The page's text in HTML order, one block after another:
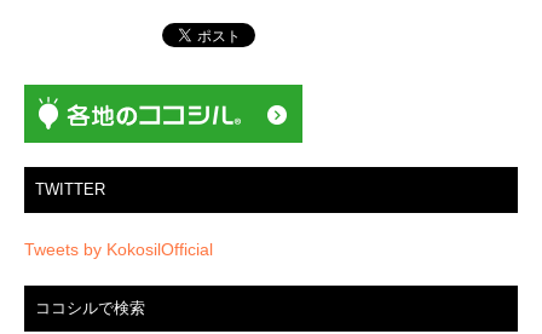
ン
TWITTER
Tweets by KokosilOfficial
ココシルで検索